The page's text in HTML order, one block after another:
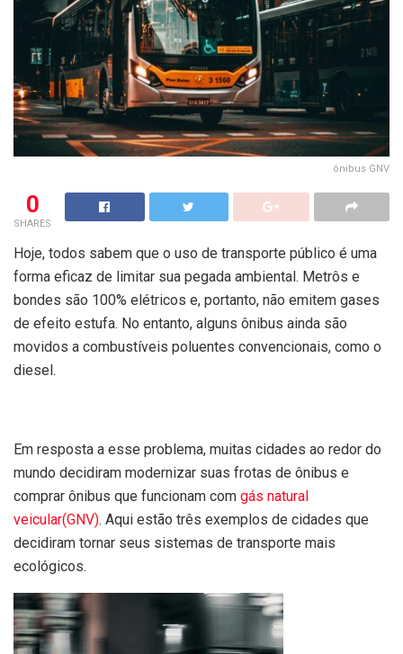
ônibus GNV
0
SHARES
Hoje, todos sabem que o uso de transporte público é uma
forma eficaz de limitar sua pegada ambiental. Metrôs e
bondes são 100% elétricos e, portanto, não emitem gases
de efeito estufa. No entanto, alguns ônibus ainda são
movidos a combustíveis poluentes convencionais, como o
diesel.
Em resposta a esse problema, muitas cidades ao redor do
mundo decidiram modernizar suas frotas de ônibus e
comprar ônibus que funcionam com gás natural
veicular(GNV). Aqui estão três exemplos de cidades que
decidiram tornar seus sistemas de transporte mais
ecológicos.